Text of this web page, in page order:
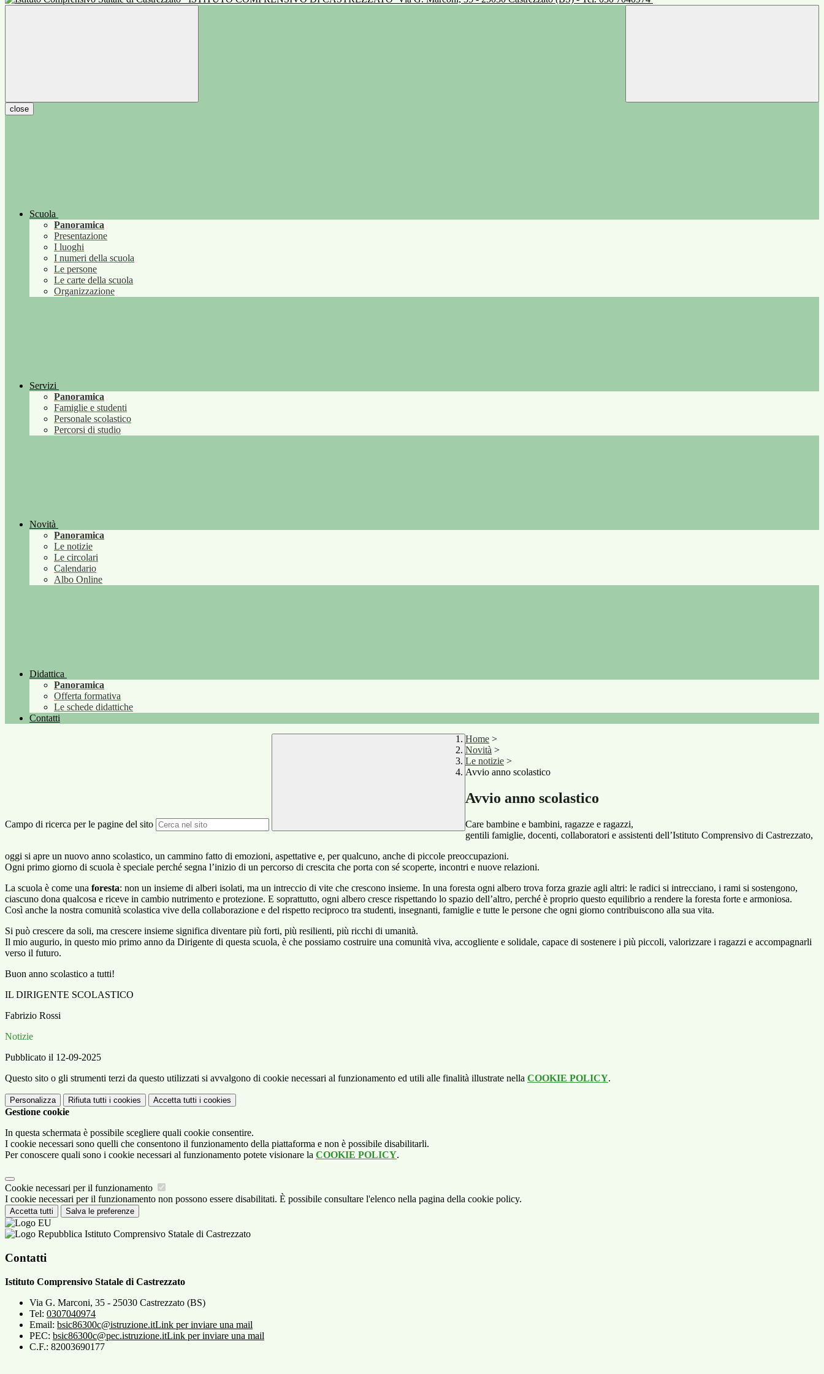
close
Scuola
Panoramica
Presentazione
I luoghi
I numeri della scuola
Le persone
Le carte della scuola
Organizzazione
Servizi
Panoramica
Famiglie e studenti
Personale scolastico
Percorsi di studio
Novità
Panoramica
Le notizie
Le circolari
Calendario
Albo Online
Didattica
Panoramica
Offerta formativa
Le schede didattiche
Contatti
Campo di ricerca per le pagine del sito
Home >
Novità >
Le notizie >
Avvio anno scolastico
Avvio anno scolastico
Care bambine e bambini, ragazze e ragazzi,
gentili famiglie, docenti, collaboratori e assistenti dell’Istituto Comprensivo di Castrezzato,
oggi si apre un nuovo anno scolastico, un cammino fatto di emozioni, aspettative e, per qualcuno, anche di piccole preoccupazioni.
Ogni primo giorno di scuola è speciale perché segna l’inizio di un percorso di crescita che porta con sé scoperte, incontri e nuove relazioni.
La scuola è come una foresta: non un insieme di alberi isolati, ma un intreccio di vite che crescono insieme. In una foresta ogni albero trova forza grazie agli altri: le radici si intrecciano, i rami si sostengono,
ciascuno dona qualcosa e riceve in cambio nutrimento e protezione. E soprattutto, ogni albero cresce rispettando lo spazio dell’altro, perché è proprio questo equilibrio a rendere la foresta forte e armoniosa.
Così anche la nostra comunità scolastica vive della collaborazione e del rispetto reciproco tra studenti, insegnanti, famiglie e tutte le persone che ogni giorno contribuiscono alla sua vita.
Si può crescere da soli, ma crescere insieme significa diventare più forti, più resilienti, più ricchi di umanità.
Il mio augurio, in questo mio primo anno da Dirigente di questa scuola, è che possiamo costruire una comunità viva, accogliente e solidale, capace di sostenere i più piccoli, valorizzare i ragazzi e accompagnarli
verso il futuro.
Buon anno scolastico a tutti!
IL DIRIGENTE SCOLASTICO
Fabrizio Rossi
Notizie
Pubblicato il 12-09-2025
Questo sito o gli strumenti terzi da questo utilizzati si avvalgono di cookie necessari al funzionamento ed utili alle finalità illustrate nella COOKIE POLICY.
Personalizza Rifiuta tutti i cookies Accetta tutti i cookies
Gestione cookie
In questa schermata è possibile scegliere quali cookie consentire.
I cookie necessari sono quelli che consentono il funzionamento della piattaforma e non è possibile disabilitarli.
Per conoscere quali sono i cookie necessari al funzionamento potete visionare la COOKIE POLICY.
Cookie necessari per il funzionamento
I cookie necessari per il funzionamento non possono essere disabilitati. È possibile consultare l'elenco nella pagina della cookie policy.
Accetta tutti Salva le preferenze
Istituto Comprensivo Statale di Castrezzato
Contatti
Istituto Comprensivo Statale di Castrezzato
Via G. Marconi, 35 - 25030 Castrezzato (BS)
Tel: 0307040974
Email: bsic86300c@istruzione.itLink per inviare una mail
PEC: bsic86300c@pec.istruzione.itLink per inviare una mail
C.F.: 82003690177